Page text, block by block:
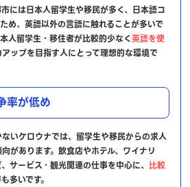
には日本人留学生や移民が多く、日本語コ
め、英語以外の言語に触れることが多いで
人留学生・移住者が比較的少なく英語を使
ップを目指す人にとって理想的な環境で
率が低め
いケロウナでは、留学生や移民からの求人
があります。飲食店やホテル、ワイナリ
サービス・観光関連の仕事を中心に、比較
多いです。